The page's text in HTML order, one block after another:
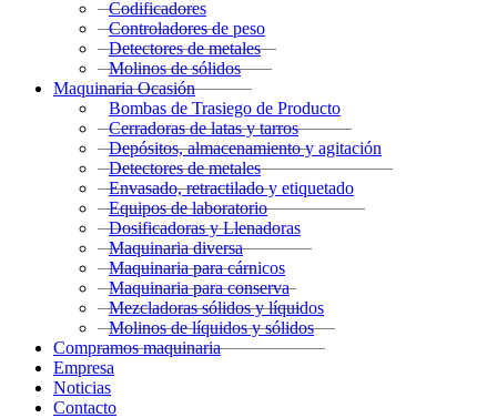
Codificadores
Controladores de peso
Detectores de metales
Molinos de sólidos
Maquinaria Ocasión
Bombas de Trasiego de Producto
Cerradoras de latas y tarros
Depósitos, almacenamiento y agitación
Detectores de metales
Envasado, retractilado y etiquetado
Equipos de laboratorio
Dosificadoras y Llenadoras
Maquinaria diversa
Maquinaria para cárnicos
Maquinaria para conserva
Mezcladoras sólidos y líquidos
Molinos de líquidos y sólidos
Compramos maquinaria
Empresa
Noticias
Contacto